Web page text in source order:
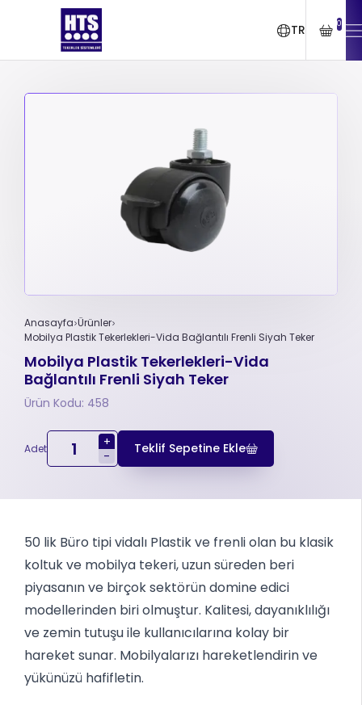
TR 0
Anasayfa Ürünler
Mobilya Plastik Tekerlekleri-Vida Bağlantılı Frenli Siyah Teker
Mobilya Plastik Tekerlekleri-Vida
Bağlantılı Frenli Siyah Teker
Ürün Kodu: 458
Adet
+
-
Teklif Sepetine Ekle
50 lik Büro tipi vidalı Plastik ve frenli olan bu klasik
koltuk ve mobilya tekeri, uzun süreden beri
piyasanın ve birçok sektörün domine edici
modellerinden biri olmuştur. Kalitesi, dayanıklılığı
ve zemin tutuşu ile kullanıcılarına kolay bir
hareket sunar. Mobilyalarızı hareketlendirin ve
yükünüzü hafifletin.